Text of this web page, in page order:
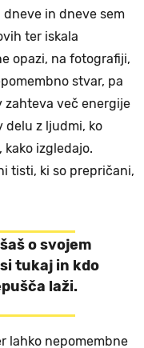
dneve in dneve sem
ter iskala
opazi, na fotografiji,
stvar, pa
zahteva več energije
delu z ljudmi, ko
izgledajo.
tisti, ki so prepričani,
o svojem
tukaj in kdo
laži.
lahko nepomembne